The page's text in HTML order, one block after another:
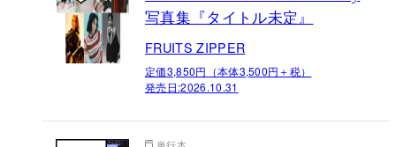
写真集『タイトル未定』
FRUITS ZIPPER
定価3,850円（本体3,500円＋税）
発売日:2026.10.31